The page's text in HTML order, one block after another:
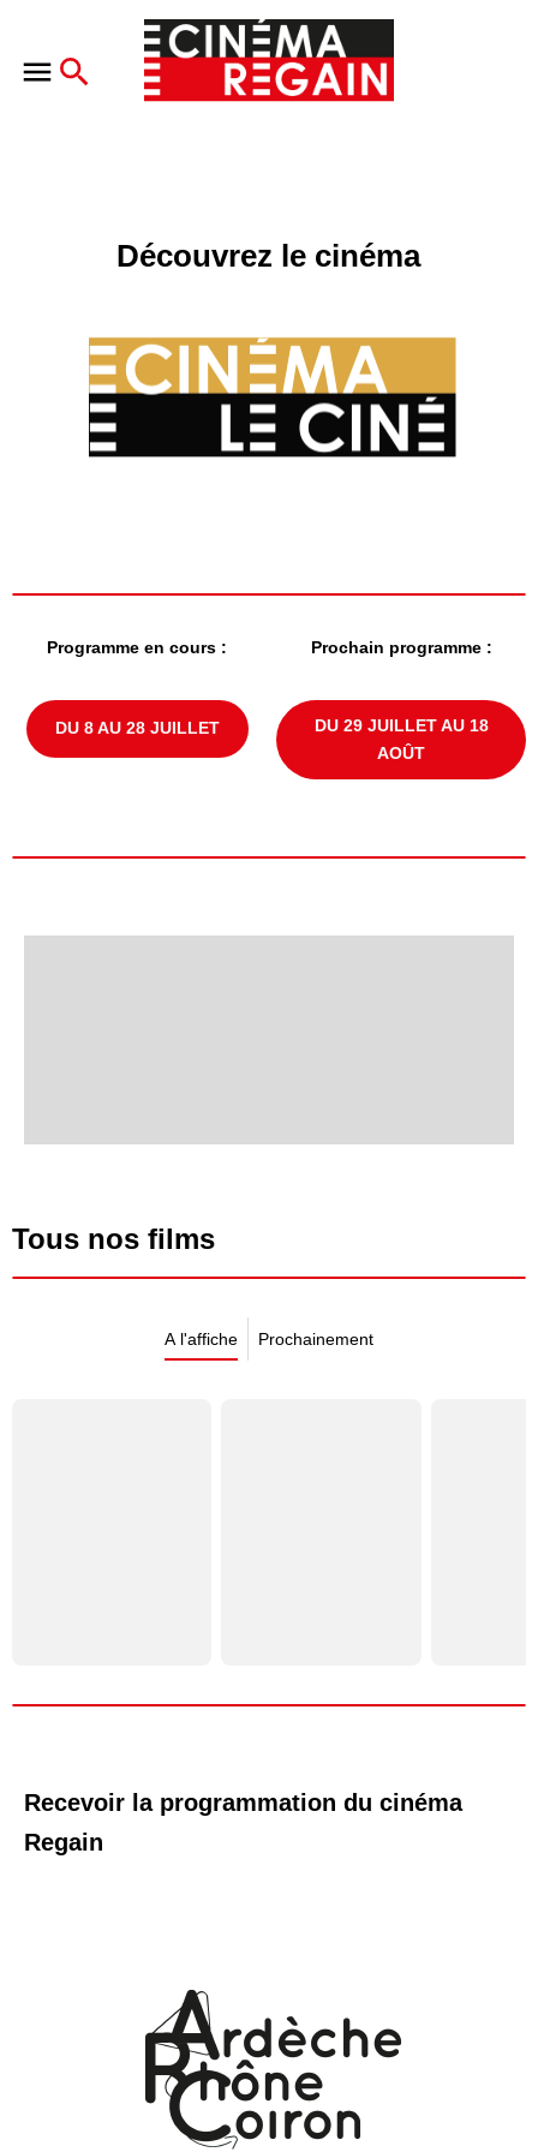
Découvrez le cinéma
Programme en cours :
DU 8 AU 28 JUILLET
Prochain programme :
DU 29 JUILLET AU 18
AOÛT
Tous nos films
A l'affiche Prochainement
Recevoir la programmation du cinéma
Regain